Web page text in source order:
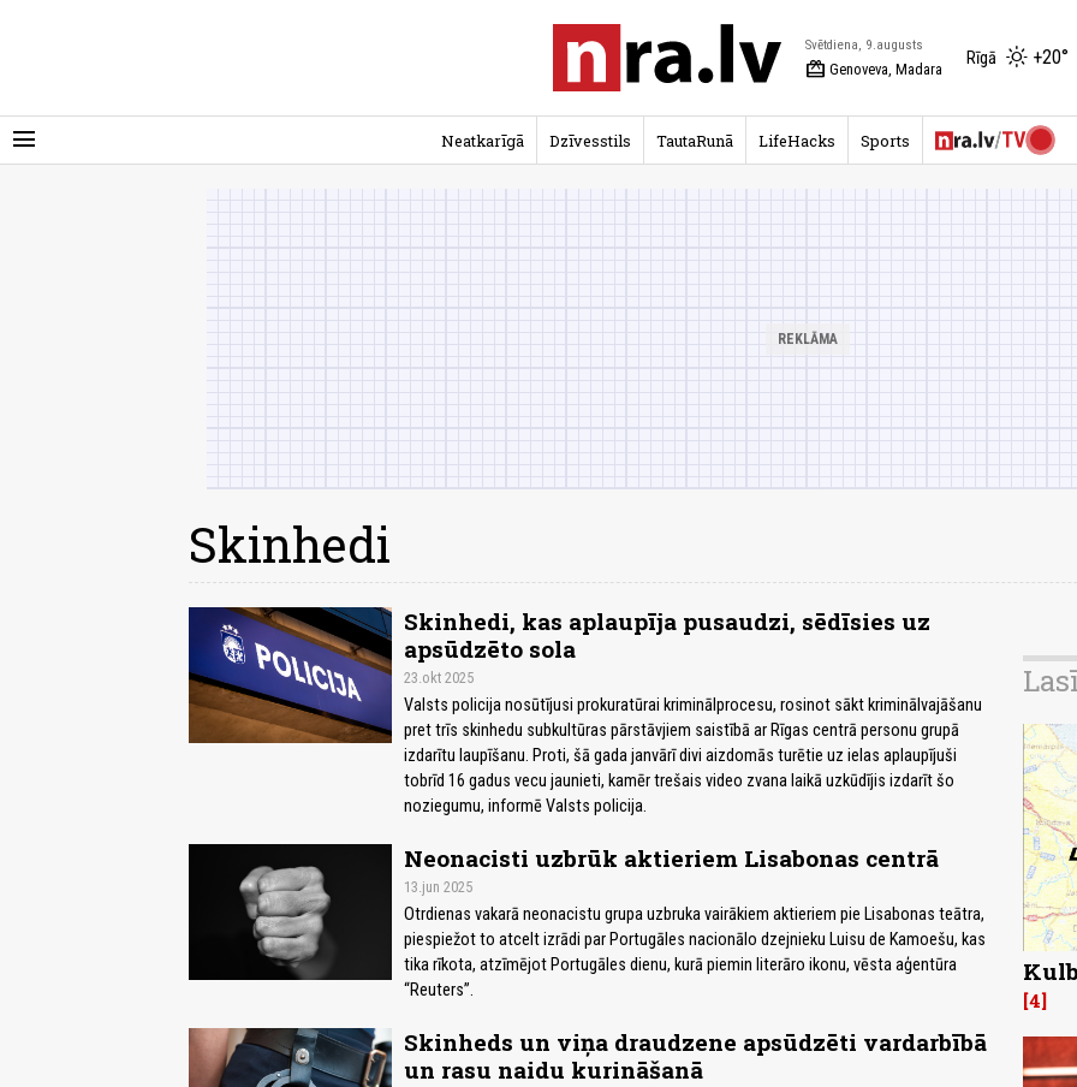
menu
Svētdiena, 9.augusts
redeem Genoveva, Madara
Rīgā +20°
Neatkarīgā Dzīvesstils TautaRunā LifeHacks Sports
Skinhedi
Skinhedi, kas aplaupīja pusaudzi, sēdīsies uz
apsūdzēto sola
23.okt 2025
Valsts policija nosūtījusi prokuratūrai kriminālprocesu, rosinot sākt kriminālvajāšanu
pret trīs skinhedu subkultūras pārstāvjiem saistībā ar Rīgas centrā personu grupā
izdarītu laupīšanu. Proti, šā gada janvārī divi aizdomās turētie uz ielas aplaupījuši
tobrīd 16 gadus vecu jaunieti, kamēr trešais video zvana laikā uzkūdījis izdarīt šo
noziegumu, informē Valsts policija.
Neonacisti uzbrūk aktieriem Lisabonas centrā
13.jun 2025
Otrdienas vakarā neonacistu grupa uzbruka vairākiem aktieriem pie Lisabonas teātra,
piespiežot to atcelt izrādi par Portugāles nacionālo dzejnieku Luisu de Kamoešu, kas
tika rīkota, atzīmējot Portugāles dienu, kurā piemin literāro ikonu, vēsta aģentūra
“Reuters”.
Skinheds un viņa draudzene apsūdzēti vardarbībā
un rasu naidu kurināšanā
4